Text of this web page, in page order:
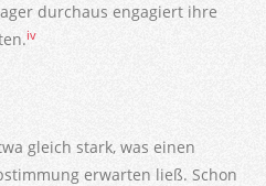
durchaus engagiert ihre
iv
gleich stark, was einen
erwarten ließ. Schon